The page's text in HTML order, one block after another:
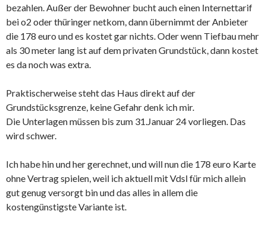
bezahlen. Außer der Bewohner bucht auch einen Internettarif
bei o2 oder thüringer netkom, dann übernimmt der Anbieter
die 178 euro und es kostet gar nichts. Oder wenn Tiefbau mehr
als 30 meter lang ist auf dem privaten Grundstück, dann kostet
es da noch was extra.
Praktischerweise steht das Haus direkt auf der
Grundstücksgrenze, keine Gefahr denk ich mir.
Die Unterlagen müssen bis zum 31.Januar 24 vorliegen. Das
wird schwer.
Ich habe hin und her gerechnet, und will nun die 178 euro Karte
ohne Vertrag spielen, weil ich aktuell mit Vdsl für mich allein
gut genug versorgt bin und das alles in allem die
kostengünstigste Variante ist.